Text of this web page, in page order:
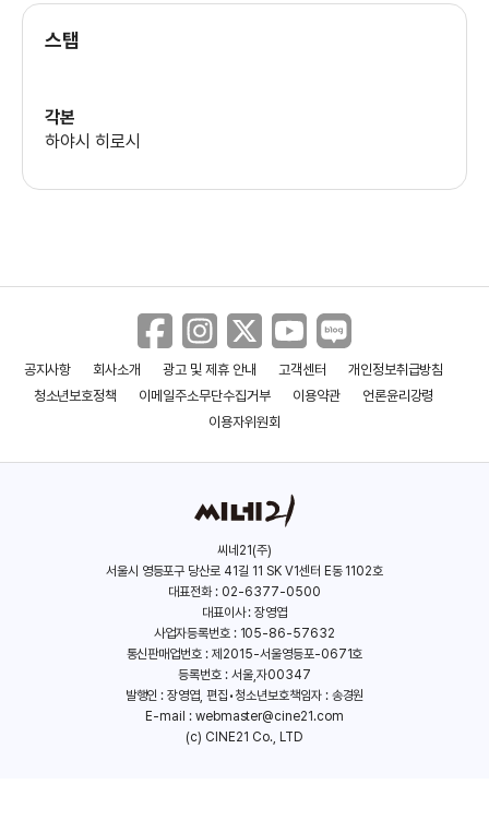
스탭
각본
하야시 히로시
공지사항 회사소개 광고 및 제휴 안내 고객센터
개인정보취급방침
청소년보호정책
이메일주소무단수집거부 이용약관
언론윤리강령
이용자위원회
씨네21(주)
서울시 영등포구 당산로 41길 11 SK V1센터 E동 1102호
대표전화 : 02-6377-0500
대표이사 : 장영엽
사업자등록번호 : 105-86-57632
통신판매업번호 : 제2015-서울영등포-0671호
등록번호 : 서울,자00347
발행인 : 장영엽, 편집•청소년보호책임자 : 송경원
E-mail : webmaster@cine21.com
(c) CINE21 Co., LTD